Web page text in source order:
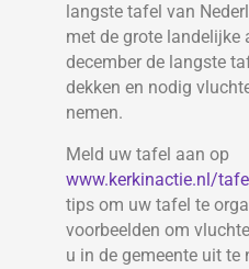
langste tafel van
met de grote landelijke
december de langste
dekken en nodig
nemen.
Meld uw tafel aan op
www.kerkinactie.nl/
tips om uw tafel te
voorbeelden om
u in de gemeente uit